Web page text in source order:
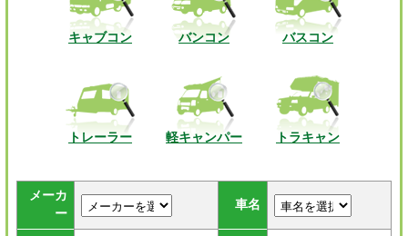
キャブコン バンコン バスコン
トレーラー 軽キャンパー トラキャン
メーカ
ー
車名